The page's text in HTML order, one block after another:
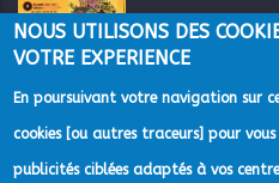
NOUS UTILISONS DES
VOTRE EXPERIENCE
En poursuivant votre navigation sur
cookies [ou autres traceurs] pour
publicités ciblées adaptés à vos